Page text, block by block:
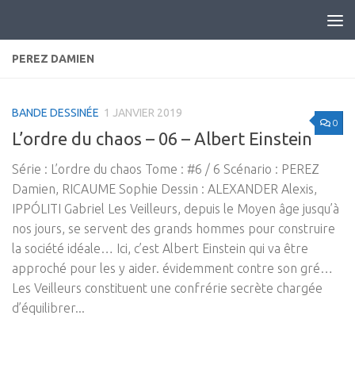
PEREZ DAMIEN
0
BANDE DESSINÉE 1 JANVIER 2019
L’ordre du chaos – 06 – Albert Einstein
Série : L’ordre du chaos Tome : #6 / 6 Scénario : PEREZ
Damien, RICAUME Sophie Dessin : ALEXANDER Alexis,
IPPÓLITI Gabriel Les Veilleurs, depuis le Moyen âge jusqu’à
nos jours, se servent des grands hommes pour construire
la société idéale… Ici, c’est Albert Einstein qui va être
approché pour les y aider. évidemment contre son gré…
Les Veilleurs constituent une confrérie secrète chargée
d’équilibrer...